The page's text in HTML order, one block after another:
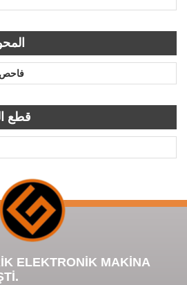
فاحص
قطع
ELEKTRONİK MAKİNA